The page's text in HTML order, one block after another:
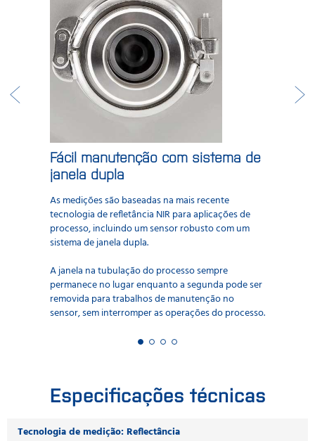
Fácil manutenção com sistema de
janela dupla
As medições são baseadas na mais recente
tecnologia de refletância NIR para aplicações de
processo, incluindo um sensor robusto com um
sistema de janela dupla.
A janela na tubulação do processo sempre
permanece no lugar enquanto a segunda pode ser
removida para trabalhos de manutenção no
sensor, sem interromper as operações do processo.
Especificações técnicas
Tecnologia de medição: Reflectância